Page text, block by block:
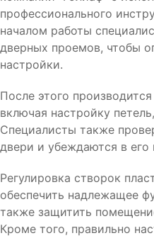
профессионального
началом работы
дверных проемов, чтобы
настройки.
После этого
включая настройку
Специалисты также
двери и убеждаются в его
Регулировка створок
обеспечить надлежащее
также защитить
Кроме того, правильно